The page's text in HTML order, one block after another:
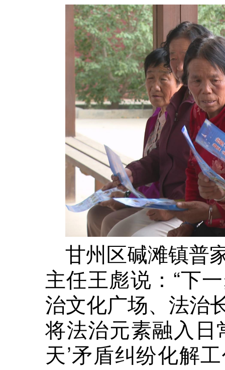
甘州区碱滩镇普
主任王彪说：“下
治文化广场、法治
将法治元素融入日
天’矛盾纠纷化解